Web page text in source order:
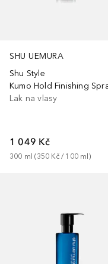
SHU UEMURA
Shu Style
Kumo Hold Finishing
Lak na vlasy
1 049 Kč
300 ml (350 Kč / 100 ml )